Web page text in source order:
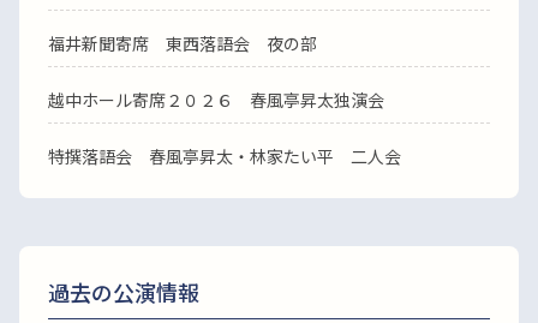
福井新聞寄席 東西落語会 夜の部
越中ホール寄席２０２６ 春風亭昇太独演会
特撰落語会 春風亭昇太・林家たい平 二人会
過去の公演情報